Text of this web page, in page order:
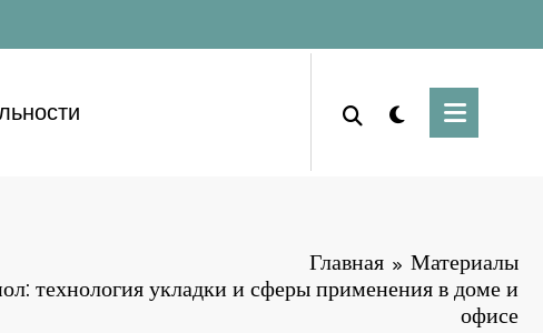
Главная
Материалы
технология укладки и сферы применения в доме и
офисе